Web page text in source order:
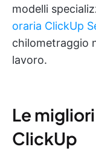
modelli
oraria ClickUp
chilometraggio
lavoro.
Le
ClickUp